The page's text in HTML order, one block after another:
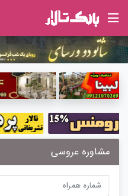
مشاوره عروسی